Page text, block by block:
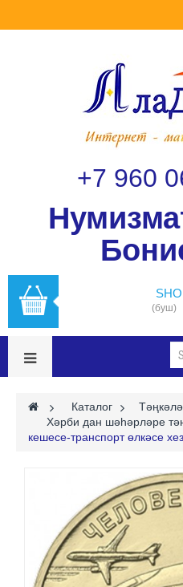
+7 960
(буш)
> Каталог >
Хәрби дан шәһәрләре
кешесе-транспорт өлкәсе